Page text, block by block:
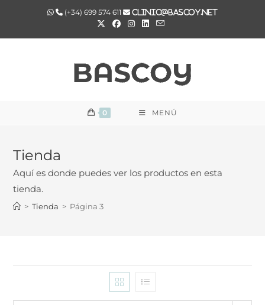
(+34) 699 574 611 clinic@bascoy.net
0 MENÚ
Tienda
Aquí es donde puedes ver los productos en esta
tienda.
> Tienda > Página 3